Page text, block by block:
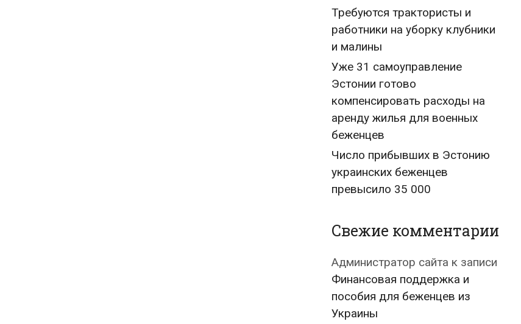
Требуются трактористы и
работники на уборку клубники
и малины
Уже 31 самоуправление
Эстонии готово
компенсировать расходы на
аренду жилья для военных
беженцев
Число прибывших в Эстонию
украинских беженцев
превысило 35 000
Свежие комментарии
Администратор сайта к записи
Финансовая поддержка и
пособия для беженцев из
Украины